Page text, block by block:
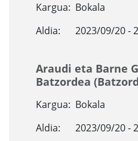
Kargua: Bokala
Aldia:
2023/09/20 -
Araudi eta Barne
Batzordea
Kargua: Bokala
Aldia:
2023/09/20 -